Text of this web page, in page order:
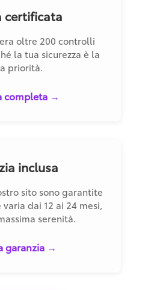
certificata
oltre 200 controlli
la tua sicurezza è la
priorità.
completa →
inclusa
sito sono garantite
dai 12 ai 24 mesi,
serenità.
garanzia →